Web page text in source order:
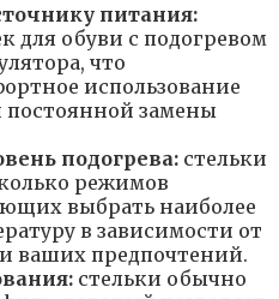
питания:
для обуви с подогревом
что
использование
постоянной замены
подогрева: стельки
режимов
выбрать наиболее
в зависимости от
ваших предпочтений.
стельки обычно